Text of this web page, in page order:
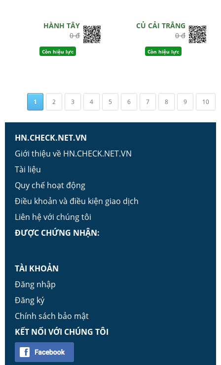
HÀNH TÂY
0 đ
Còn hiệu lực
CỦ CẢI TRẮNG
0 đ
Còn hiệu lực
1 2 3 4 5 6 7 8 9 10
HN.CHECK.NET.VN
Giới thiệu về HN.CHECK.NET.VN
Tài liệu
Quy chế hoạt động
Điều khoản và điều kiện giao dịch
Liên hệ với chúng tôi
ĐƯỢC CHỨNG NHẬN:
TÀI KHOẢN
Đăng nhập
Đăng ký
Chính sách bảo mật
KẾT NỐI VỚI CHÚNG TÔI